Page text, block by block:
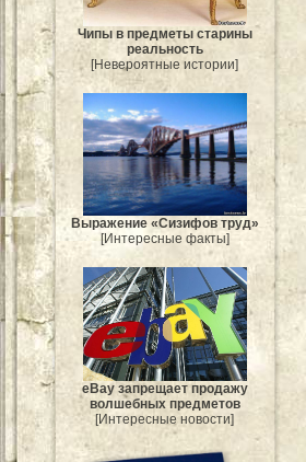
Чипы в предметы старины
реальность
[Невероятные истории]
Выражение «Сизифов труд»
[Интересные факты]
eBay запрещает продажу
волшебных предметов
[Интересные новости]